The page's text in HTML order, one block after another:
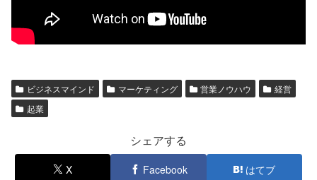
ビジネスマインド マーケティング 営業ノウハウ
経営
起業
シェアする
X Facebook はてブ